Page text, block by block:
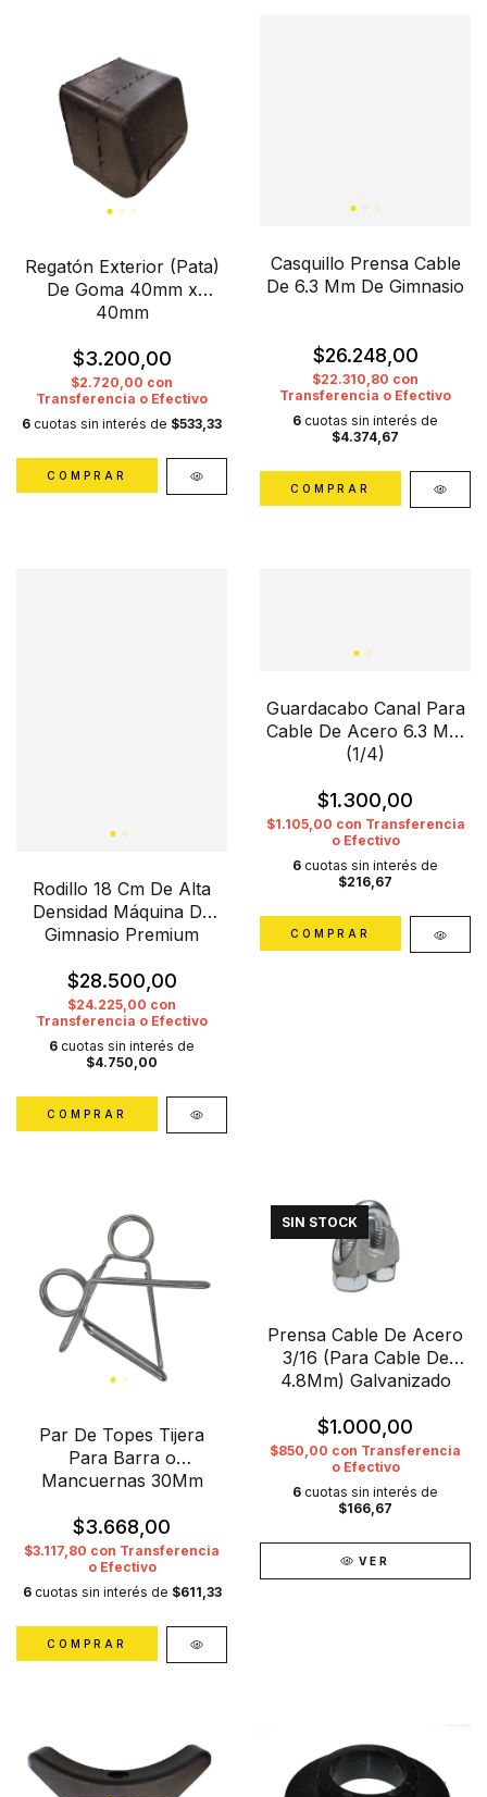
Regatón Exterior (Pata)
De Goma 40mm x
40mm
$3.200,00
$2.720,00 con
Transferencia o Efectivo
6 cuotas sin interés de $533,33
Casquillo Prensa Cable
De 6.3 Mm De Gimnasio
$26.248,00
$22.310,80 con
Transferencia o Efectivo
6 cuotas sin interés de
$4.374,67
Rodillo 18 Cm De Alta
Densidad Máquina De
Gimnasio Premium
$28.500,00
$24.225,00 con
Transferencia o Efectivo
6 cuotas sin interés de
$4.750,00
COMPRAR
Guardacabo Canal Para
Cable De Acero 6.3 Mm
(1/4)
$1.300,00
$1.105,00 con Transferencia
o Efectivo
6 cuotas sin interés de
$216,67
Par De Topes Tijera
Para Barra o
Mancuernas 30Mm
$3.668,00
$3.117,80 con Transferencia
o Efectivo
6 cuotas sin interés de $611,33
SIN STOCK
Prensa Cable De Acero
3/16 (Para Cable De
4.8Mm) Galvanizado
$1.000,00
$850,00 con Transferencia
o Efectivo
6 cuotas sin interés de
$166,67
VER